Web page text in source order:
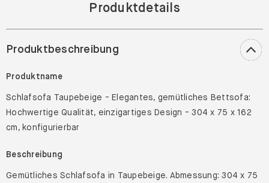
Produktdetails
Produktbeschreibung
Produktname
Schlafsofa Taupebeige - Elegantes, gemütliches Bettsofa:
Hochwertige Qualität, einzigartiges Design - 304 x 75 x 162
cm, konfigurierbar
Beschreibung
Gemütliches Schlafsofa in Taupebeige. Abmessung: 304 x 75